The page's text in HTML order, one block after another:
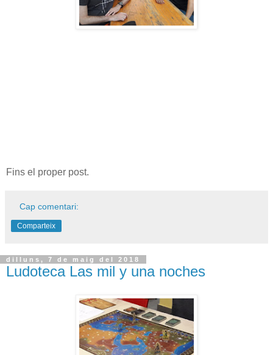
Fins el proper post.
Cap comentari:
Comparteix
dilluns, 7 de maig del 2018
Ludoteca Las mil y una noches